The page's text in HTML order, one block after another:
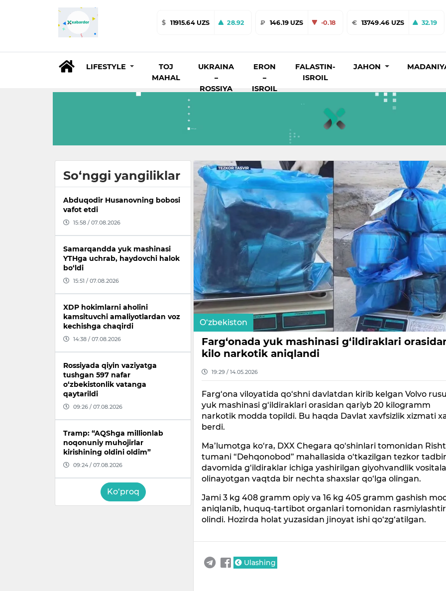
$ 11915.64 UZS 28.92 ₽ 146.19 UZS -0.18 € 13749.46 UZS 32.19
LIFESTYLE
TOJ
MAHAL
UKRAINA
–
ROSSIYA
ERON
–
ISROIL
FALASTIN-
ISROIL
JAHON
So‘nggi yangiliklar
Abduqodir Husanovning bobosi
vafot etdi
15:58 / 07.08.2026
Samarqandda yuk mashinasi
YTHga uchrab, haydovchi halok
bo‘ldi
15:51 / 07.08.2026
XDP hokimlarni aholini
kamsituvchi amaliyotlardan voz
kechishga chaqirdi
14:38 / 07.08.2026
Rossiyada qiyin vaziyatga
tushgan 597 nafar
o‘zbekistonlik vatanga
qaytarildi
09:26 / 07.08.2026
Tramp: “AQShga millionlab
noqonuniy muhojirlar
kirishining oldini oldim”
09:24 / 07.08.2026
Ko‘proq
O‘zbekiston
Farg‘onada yuk mashinasi g‘ildiraklari
kilo narkotik aniqlandi
19:29 / 14.05.2026
Farg‘ona viloyatida qo‘shni davlatdan kirib kelgan Volvo
yuk mashinasi g‘ildiraklari orasidan qariyb 20 kilogramm
narkotik modda topildi. Bu haqda Davlat xavfsizlik xizmati
berdi.
Ma’lumotga ko‘ra, DXX Chegara qo‘shinlari tomonidan
tumani “Dehqonobod” mahallasida o‘tkazilgan tezkor
davomida g‘ildiraklar ichiga yashirilgan giyohvandlik
olinayotgan vaqtda bir nechta shaxslar qo‘lga olingan.
Jami 3 kg 408 gramm opiy va 16 kg 405 gramm gashish
aniqlanib, huquq-tartibot organlari tomonidan
olindi. Hozirda holat yuzasidan jinoyat ishi qo‘zg‘atilgan.
Ulashing